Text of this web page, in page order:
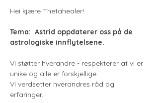
Hei kjære Thetahealer!
Tema:  Astrid oppdaterer oss på de
astrologiske innflytelsene.
Vi støtter hverandre - respekterer at vi er
unike og alle er forskjellige.
Vi verdsetter hverandres råd og
erfaringer.